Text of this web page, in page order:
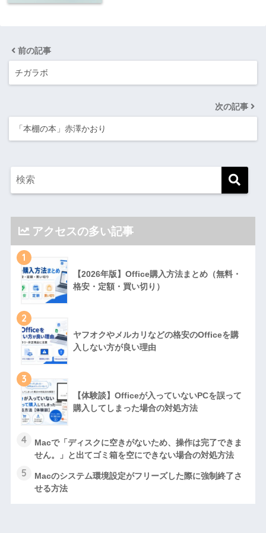
前の記事
チガラボ
次の記事
「本棚の本」赤澤かおり
アクセスの多い記事
1
【2026年版】Office購入方法まとめ（無料・
格安・定額・買い切り）
2
ヤフオクやメルカリなどの格安のOfficeを購
入しない方が良い理由
3
【体験談】Officeが入っていないPCを誤って
購入してしまった場合の対処方法
4
Macで「ディスクに空きがないため、操作は完了できま
せん。」と出てゴミ箱を空にできない場合の対処方法
5
Macのシステム環境設定がフリーズした際に強制終了さ
せる方法